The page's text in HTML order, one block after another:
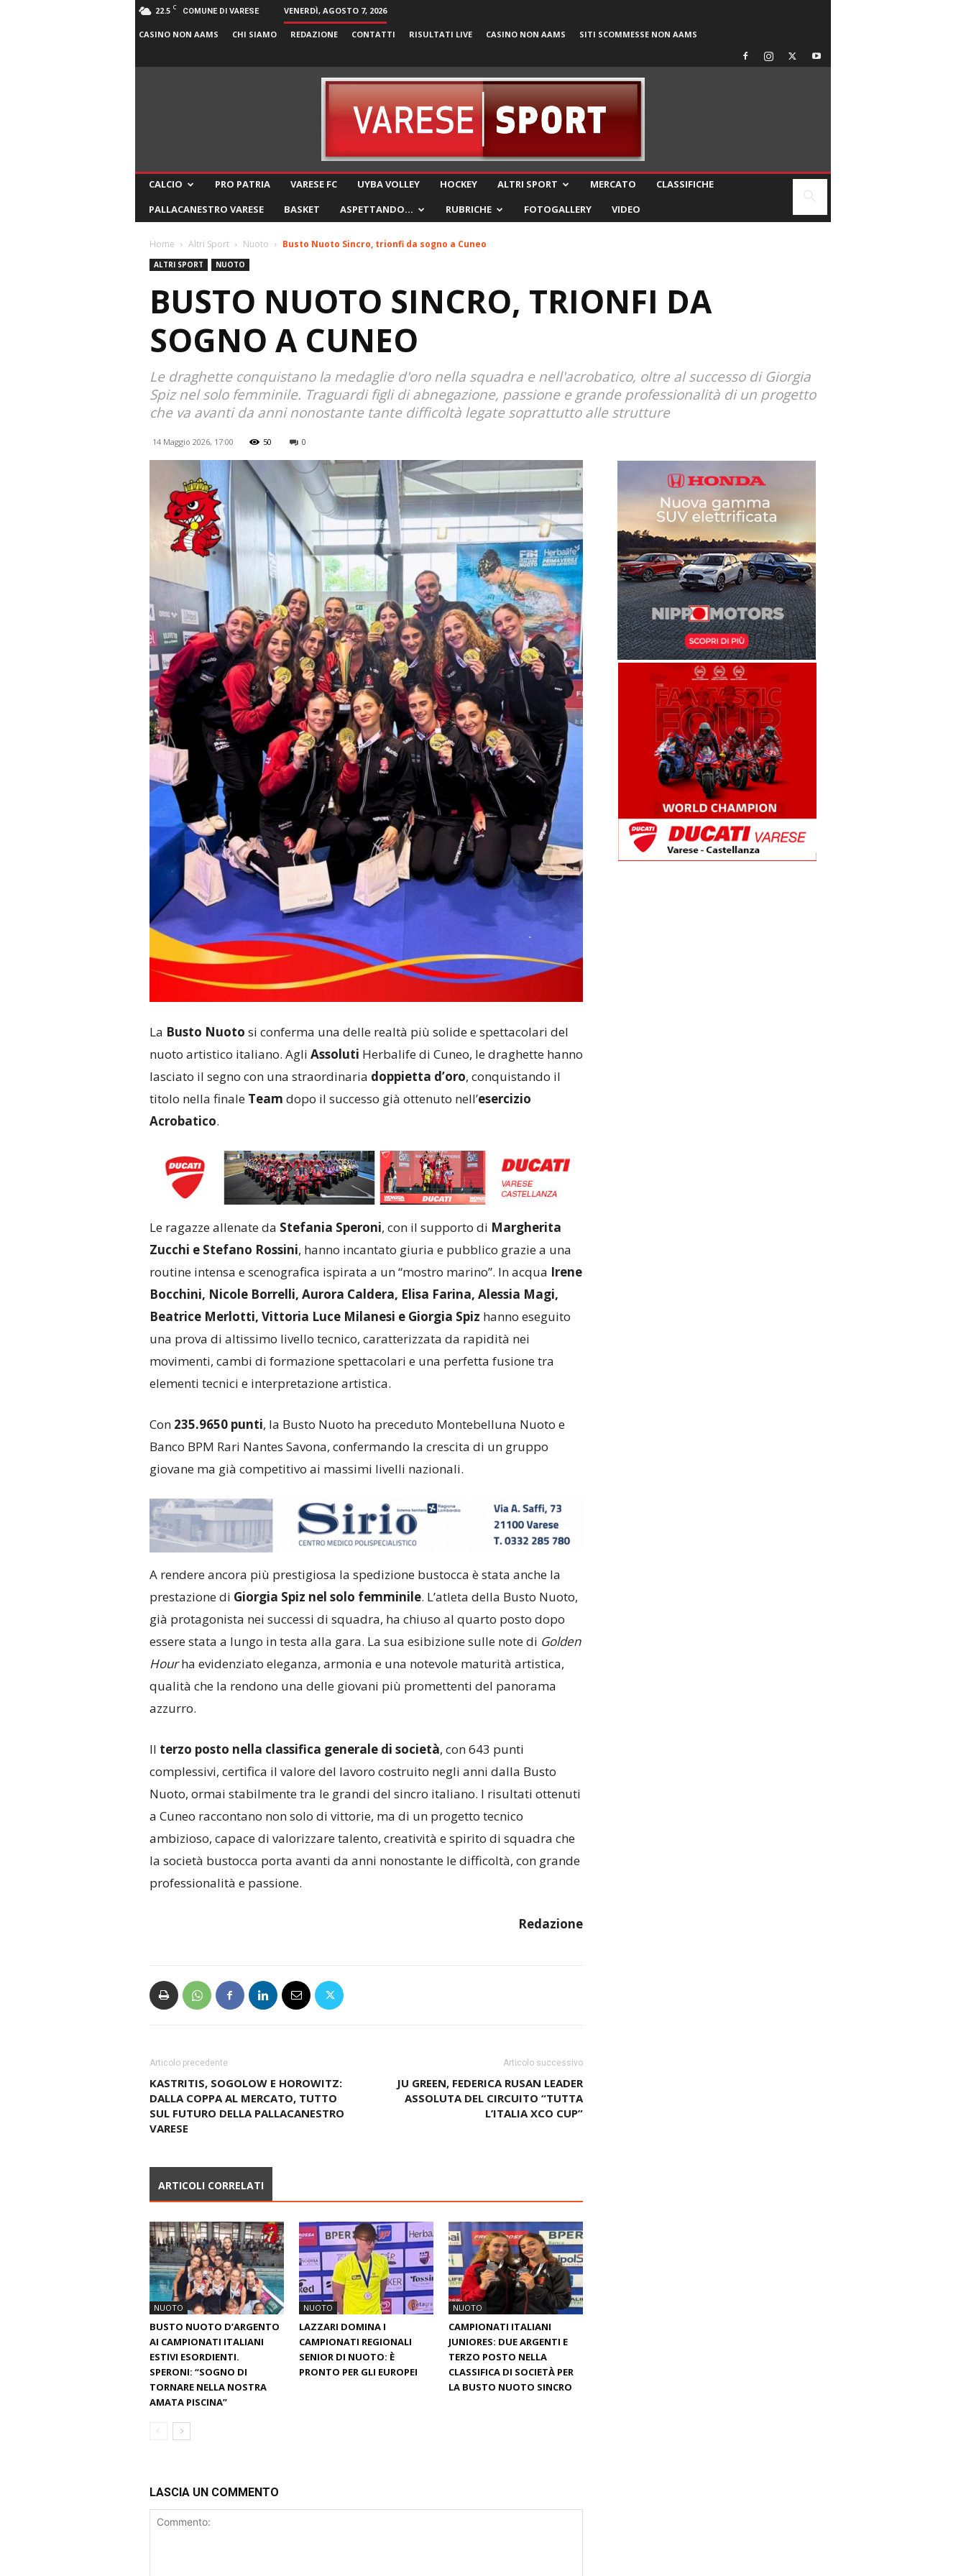
22.5 C COMUNE DI VARESE VENERDÌ, AGOSTO 7, 2026
CASINO NON AAMS CHI SIAMO REDAZIONE CONTATTI RISULTATI LIVE CASINO NON AAMS SITI SCOMMESSE NON AAMS
CALCIO PRO PATRIA VARESE FC UYBA VOLLEY HOCKEY ALTRI SPORT MERCATO
CLASSIFICHE
PALLACANESTRO VARESE
BASKET ASPETTANDO… RUBRICHE FOTOGALLERY VIDEO
Home Altri Sport Nuoto Busto Nuoto Sincro, trionfi da sogno a Cuneo
ALTRI SPORT NUOTO
BUSTO NUOTO SINCRO, TRIONFI DA
SOGNO A CUNEO
Le draghette conquistano la medaglie d'oro nella squadra e nell'acrobatico, oltre al successo di Giorgia
Spiz nel solo femminile. Traguardi figli di abnegazione, passione e grande professionalità di un progetto
che va avanti da anni nonostante tante difficoltà legate soprattutto alle strutture
14 Maggio 2026, 17:00 50 0
La Busto Nuoto si conferma una delle realtà più solide e spettacolari del
nuoto artistico italiano. Agli Assoluti Herbalife di Cuneo, le draghette hanno
lasciato il segno con una straordinaria doppietta d’oro, conquistando il
titolo nella finale Team dopo il successo già ottenuto nell’esercizio
Acrobatico.
Le ragazze allenate da Stefania Speroni, con il supporto di Margherita
Zucchi e Stefano Rossini, hanno incantato giuria e pubblico grazie a una
routine intensa e scenografica ispirata a un “mostro marino”. In acqua Irene
Bocchini, Nicole Borrelli, Aurora Caldera, Elisa Farina, Alessia Magi,
Beatrice Merlotti, Vittoria Luce Milanesi e Giorgia Spiz hanno eseguito
una prova di altissimo livello tecnico, caratterizzata da rapidità nei
movimenti, cambi di formazione spettacolari e una perfetta fusione tra
elementi tecnici e interpretazione artistica.
Con 235.9650 punti, la Busto Nuoto ha preceduto Montebelluna Nuoto e
Banco BPM Rari Nantes Savona, confermando la crescita di un gruppo
giovane ma già competitivo ai massimi livelli nazionali.
A rendere ancora più prestigiosa la spedizione bustocca è stata anche la
prestazione di Giorgia Spiz nel solo femminile. L’atleta della Busto Nuoto,
già protagonista nei successi di squadra, ha chiuso al quarto posto dopo
essere stata a lungo in testa alla gara. La sua esibizione sulle note di Golden
Hourha evidenziato eleganza, armonia e una notevole maturità artistica,
qualità che la rendono una delle giovani più promettenti del panorama
azzurro.
Il terzo posto nella classifica generale di società, con 643 punti
complessivi, certifica il valore del lavoro costruito negli anni dalla Busto
Nuoto, ormai stabilmente tra le grandi del sincro italiano. I risultati ottenuti
a Cuneo raccontano non solo di vittorie, ma di un progetto tecnico
ambizioso, capace di valorizzare talento, creatività e spirito di squadra che
la società bustocca porta avanti da anni nonostante le difficoltà, con grande
professionalità e passione.
Redazione
Articolo precedente
KASTRITIS, SOGOLOW E HOROWITZ:
DALLA COPPA AL MERCATO, TUTTO
SUL FUTURO DELLA PALLACANESTRO
VARESE
Articolo successivo
JU GREEN, FEDERICA RUSAN LEADER
ASSOLUTA DEL CIRCUITO “TUTTA
L’ITALIA XCO CUP”
ARTICOLI CORRELATI
NUOTO
BUSTO NUOTO D’ARGENTO
AI CAMPIONATI ITALIANI
ESTIVI ESORDIENTI.
SPERONI: “SOGNO DI
TORNARE NELLA NOSTRA
AMATA PISCINA”
NUOTO
LAZZARI DOMINA I
CAMPIONATI REGIONALI
SENIOR DI NUOTO: È
PRONTO PER GLI EUROPEI
NUOTO
CAMPIONATI ITALIANI
JUNIORES: DUE ARGENTI E
TERZO POSTO NELLA
CLASSIFICA DI SOCIETÀ PER
LA BUSTO NUOTO SINCRO
LASCIA UN COMMENTO